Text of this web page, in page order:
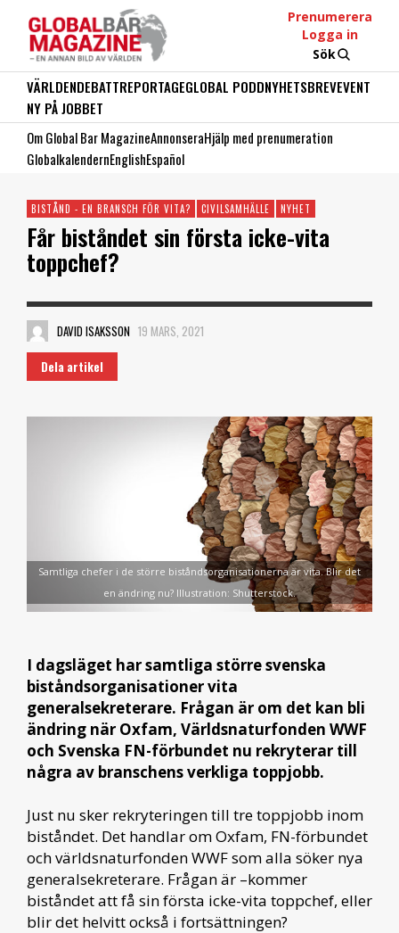
Prenumerera
Logga in
Sök
VÄRLDENDEBATTREPORTAGEGLOBAL PODDNYHETSBREVEVENT
NY PÅ JOBBET
Om Global Bar MagazineAnnonseraHjälp med prenumeration
GlobalkalendernEnglishEspañol
BISTÅND - EN BRANSCH FÖR VITA? CIVILSAMHÄLLE NYHET
Får biståndet sin första icke-vita
toppchef?
DAVID ISAKSSON 19 MARS, 2021
Dela artikel
Samtliga chefer i de större biståndsorganisationerna är vita. Blir det
en ändring nu? Illustration: Shutterstock.
I dagsläget har samtliga större svenska
biståndsorganisationer vita
generalsekreterare. Frågan är om det kan bli
ändring när Oxfam, Världsnaturfonden WWF
och Svenska FN-förbundet nu rekryterar till
några av branschens verkliga toppjobb.
Just nu sker rekryteringen till tre toppjobb inom
biståndet. Det handlar om Oxfam, FN-förbundet
och världsnaturfonden WWF som alla söker nya
generalsekreterare. Frågan är –kommer
biståndet att få sin första icke-vita toppchef, eller
blir det helvitt också i fortsättningen?